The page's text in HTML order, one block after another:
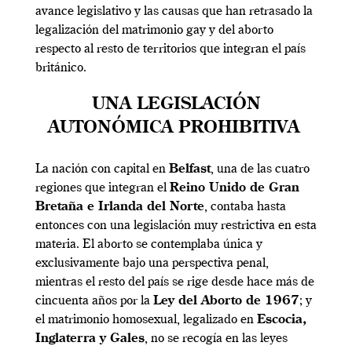
avance legislativo y las causas que han retrasado la
legalización del matrimonio gay y del aborto
respecto al resto de territorios que integran el país
británico.
UNA LEGISLACIÓN
AUTONÓMICA PROHIBITIVA
La nación con capital en Belfast, una de las cuatro
regiones que integran el Reino Unido de Gran
Bretaña e Irlanda del Norte, contaba hasta
entonces con una legislación muy restrictiva en esta
materia. El aborto se contemplaba única y
exclusivamente bajo una perspectiva penal,
mientras el resto del país se rige desde hace más de
cincuenta años por la Ley del Aborto de 1967; y
el matrimonio homosexual, legalizado en Escocia,
Inglaterra y Gales, no se recogía en las leyes